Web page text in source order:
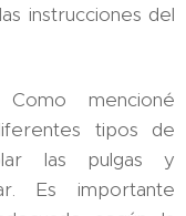
instrucciones del
mencioné
tipos de
las pulgas y
Es importante